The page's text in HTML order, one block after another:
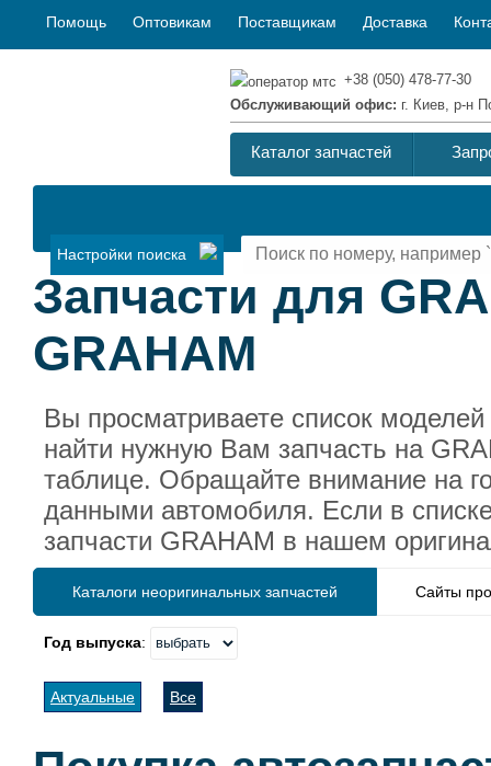
Помощь Оптовикам Поставщикам Доставка
+38 (050) 478-77-30
Обслуживающий офис: г. Киев, р-н
Каталог запчастей
Настройки поиска
Запчасти для
GRAHAM
Вы просматриваете список
найти нужную Вам запчасть на
таблице. Обращайте внимание на
данными автомобиля. Если в
запчасти GRAHAM в нашем
Каталоги неоригинальных запчастей Сайты
Год выпуска:
Актуальные Все